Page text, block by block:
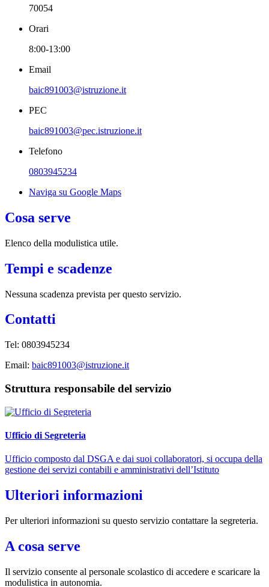
70054
Orari
8:00-13:00
Email
baic891003@istruzione.it
PEC
baic891003@pec.istruzione.it
Telefono
0803945234
Naviga su Google Maps
Cosa serve
Elenco della modulistica utile.
Tempi e scadenze
Nessuna scadenza prevista per questo servizio.
Contatti
Tel: 0803945234
Email: baic891003@istruzione.it
Struttura responsabile del servizio
Ufficio di Segreteria
Ufficio composto dal DSGA e dai suoi collaboratori, si occupa della
gestione dei servizi contabili e amministrativi dell’Istituto
Ulteriori informazioni
Per ulteriori informazioni su questo servizio contattare la segreteria.
A cosa serve
Il servizio consente al personale scolastico di accedere e scaricare la
modulistica in autonomia.